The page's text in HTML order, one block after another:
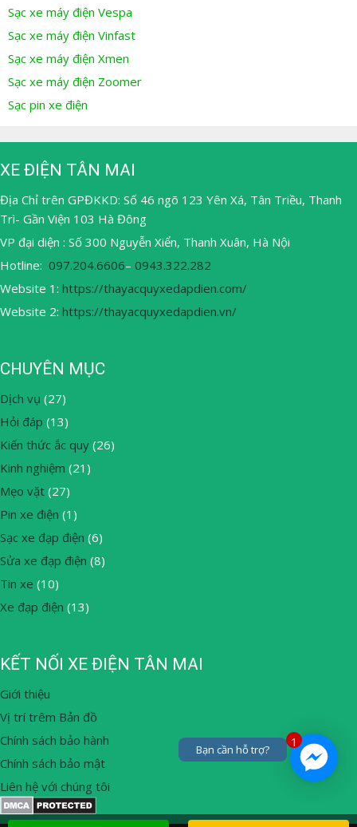
Sạc xe máy điện Vespa
Sạc xe máy điện Vinfast
Sạc xe máy điện Xmen
Sạc xe máy điện Zoomer
Sạc pin xe điện
XE ĐIỆN TÂN MAI
Địa Chỉ trên GPĐKKD: Số 46 ngõ 123 Yên Xá, Tân Triều, Thanh
Trì- Gần Viện 103 Hà Đông
VP đại diện : Số 300 Nguyễn Xiển, Thanh Xuân, Hà Nội
Hotline: 097.204.6606– 0943.322.282
Website 1: https://thayacquyxedapdien.com/
Website 2: https://thayacquyxedapdien.vn/
CHUYÊN MỤC
Dịch vụ (27)
Hỏi đáp (13)
Kiến thức ắc quy (26)
Kinh nghiệm (21)
Mẹo vặt (27)
Pin xe điện (1)
Sạc xe đạp điện (6)
Sửa xe đạp điện (8)
Tin xe (10)
Xe đạp điện (13)
KẾT NỐI XE ĐIỆN TÂN MAI
Giới thiệu
Vị trí trêm Bản đồ
Chính sách bảo hành
Chính sách bảo mật
Liên hệ với chúng tôi
1
Bạn cần hỗ trợ?